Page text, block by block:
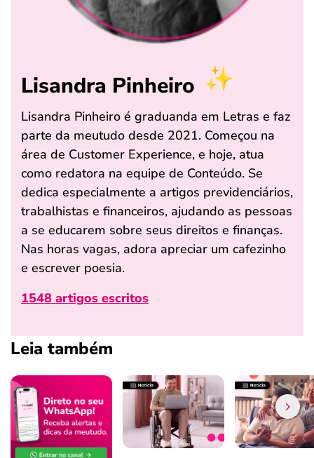
Lisandra Pinheiro
Lisandra Pinheiro é graduanda em Letras e faz
parte da meutudo desde 2021. Começou na
área de Customer Experience, e hoje, atua
como redatora na equipe de Conteúdo. Se
dedica especialmente a artigos previdenciários,
trabalhistas e financeiros, ajudando as pessoas
a se educarem sobre seus direitos e finanças.
Nas horas vagas, adora apreciar um cafezinho
e escrever poesia.
1548 artigos escritos
Leia também